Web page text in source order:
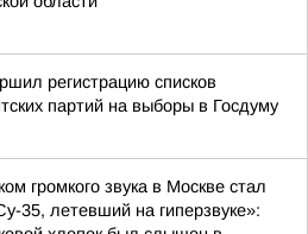
регистрацию списков
партий на выборы в Госдуму
громкого звука в Москве стал
35, летевший на гиперзвуке»: